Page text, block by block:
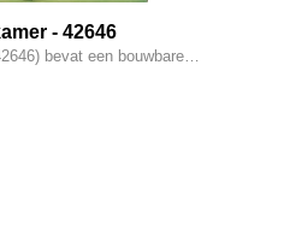
- 42646
bevat een bouwbare…